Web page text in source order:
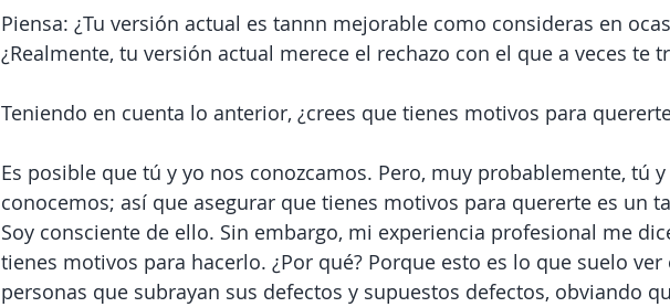
Piensa: ¿Tu versión actual es tannn mejorable como consideras en
¿Realmente, tu versión actual merece el rechazo con el que a veces te
Teniendo en cuenta lo anterior, ¿crees que tienes motivos para
Es posible que tú y yo nos conozcamos. Pero, muy probablemente, tú
conocemos; así que asegurar que tienes motivos para quererte es un
Soy consciente de ello. Sin embargo, mi experiencia profesional me
tienes motivos para hacerlo. ¿Por qué? Porque esto es lo que suelo ver
personas que subrayan sus defectos y supuestos defectos, obviando